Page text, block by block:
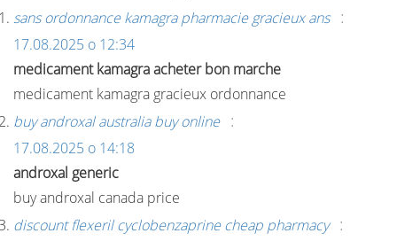
sans ordonnance kamagra pharmacie gracieux ans :
17.08.2025 о 12:34
medicament kamagra acheter bon marche
medicament kamagra gracieux ordonnance
buy androxal australia buy online :
17.08.2025 о 14:18
androxal generic
buy androxal canada price
discount flexeril cyclobenzaprine cheap pharmacy :